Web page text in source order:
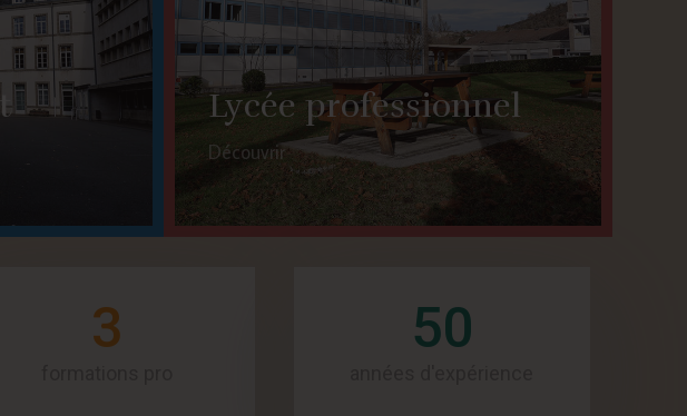
Lycée professionnel
Découvrir
3 50